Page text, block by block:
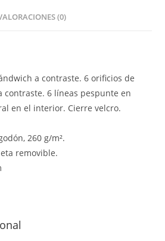
(0)
a contraste. 6 orificios de
contraste. 6 líneas pespunte en
en el interior. Cierre velcro.
260 g/m².
removible.